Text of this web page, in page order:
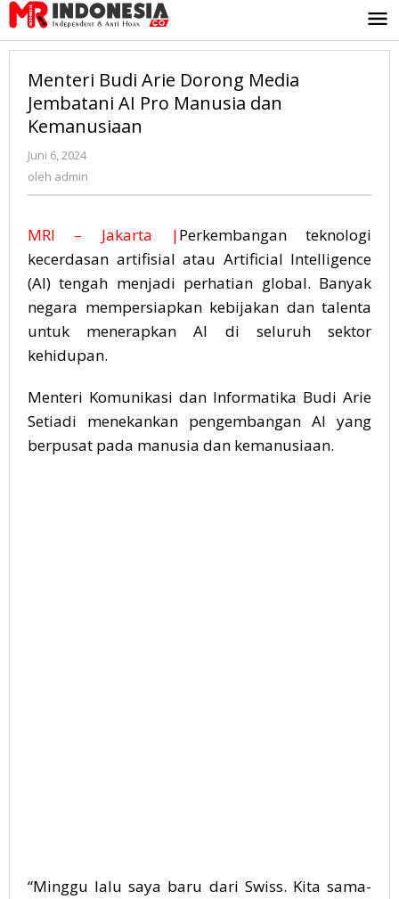
Lewati
ke
konten
Menteri Budi Arie Dorong Media
Jembatani AI Pro Manusia dan
Kemanusiaan
Juni 6, 2024
oleh admin
MRI – Jakarta |Perkembangan teknologi
kecerdasan artifisial atau Artificial Intelligence
(AI) tengah menjadi perhatian global. Banyak
negara mempersiapkan kebijakan dan talenta
untuk menerapkan AI di seluruh sektor
kehidupan.
Menteri Komunikasi dan Informatika Budi Arie
Setiadi menekankan pengembangan AI yang
berpusat pada manusia dan kemanusiaan.
“Minggu lalu saya baru dari Swiss. Kita sama-